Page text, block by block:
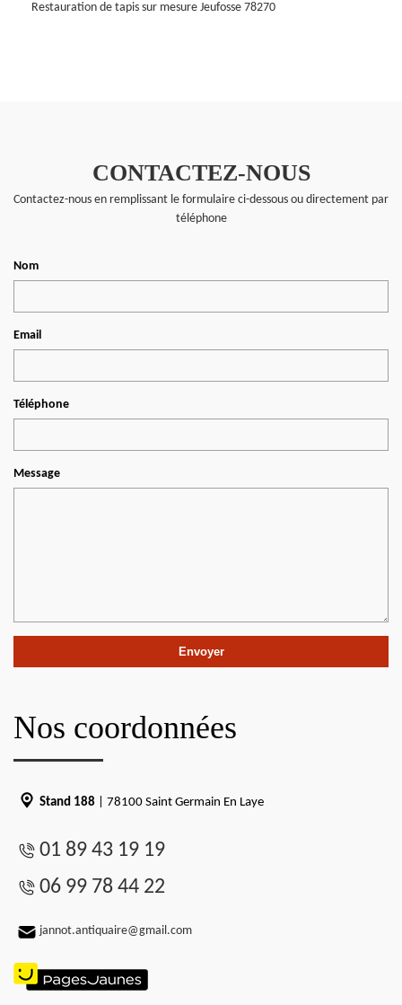
Restauration de tapis sur mesure Jeufosse 78270
CONTACTEZ-NOUS
Contactez-nous en remplissant le formulaire ci-dessous ou directement par
téléphone
Nom
Email
Téléphone
Message
Nos coordonnées
Stand 188 | 78100 Saint Germain En Laye
01 89 43 19 19
06 99 78 44 22
jannot.antiquaire@gmail.com